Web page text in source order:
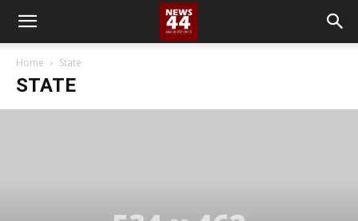
Home State
STATE